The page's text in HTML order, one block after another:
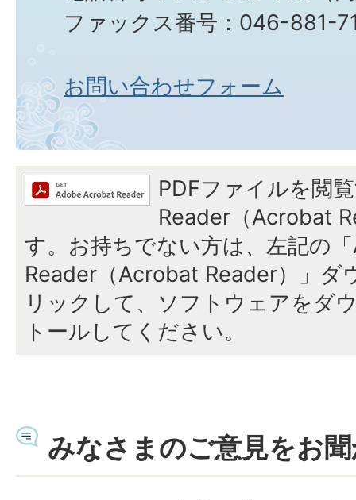
ファックス番号：046-881-
お問い合わせフォーム
PDFファイルを閲
Reader（Acrobat
す。お持ちでない方は、左記の
Reader（Acrobat Reader）」ダ
リックして、ソフトウェアをダ
トールしてください。
みなさまのご意見をお